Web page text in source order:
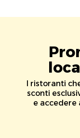
I ristoranti
sconti
e accedere